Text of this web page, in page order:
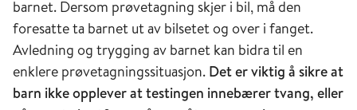
barnet. Dersom prøvetagning skjer i bil, må den
foresatte ta barnet ut av bilsetet og over i fanget.
Avledning og trygging av barnet kan bidra til en
enklere prøvetagningssituasjon. Det er viktig å sikre at
barn ikke opplever at testingen innebærer tvang, eller